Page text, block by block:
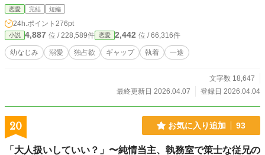
恋愛 完結 短編
24h.ポイント 276pt
小説 4,887 位 / 228,589件 恋愛 2,442 位 / 66,316件
幼なじみ 溺愛 独占欲 ギャップ 執着 一途
文字数 18,647
最終更新日 2026.04.07
登録日 2026.04.04
20 お気に入り追加 93
「大人扱いしていい？」〜純情当主、執務室で策士な従兄の